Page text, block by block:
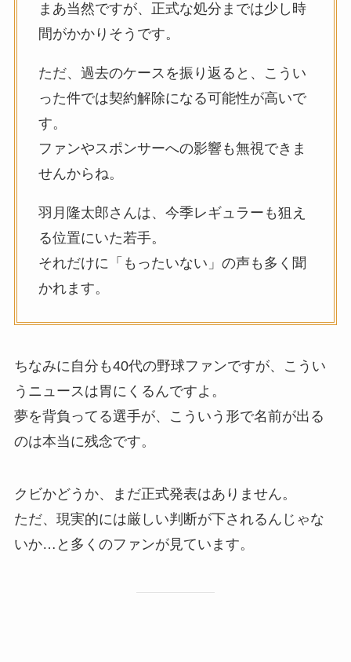
まあ当然ですが、正式な処分までは少し時
間がかかりそうです。
ただ、過去のケースを振り返ると、こうい
った件では契約解除になる可能性が高いで
す。
ファンやスポンサーへの影響も無視できま
せんからね。
羽月隆太郎さんは、今季レギュラーも狙え
る位置にいた若手。
それだけに「もったいない」の声も多く聞
かれます。
ちなみに自分も40代の野球ファンですが、こうい
うニュースは胃にくるんですよ。
夢を背負ってる選手が、こういう形で名前が出る
のは本当に残念です。
クビかどうか、まだ正式発表はありません。
ただ、現実的には厳しい判断が下されるんじゃな
いか…と多くのファンが見ています。